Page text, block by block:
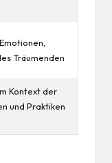
Träumenden
Kontext der
und Praktiken